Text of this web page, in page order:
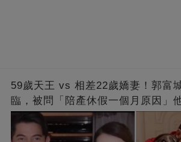
59歲天王 vs 相差22歲嬌妻！郭富
臨，被問「陪產休假一個月原因」
被贊爆